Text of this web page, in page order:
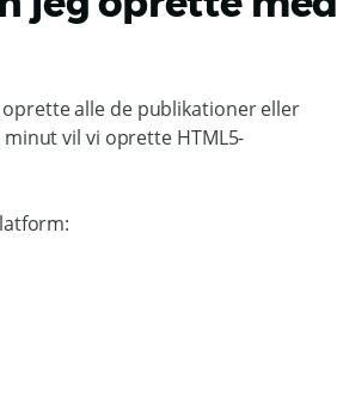
alle de publikationer eller
vil vi oprette HTML5-